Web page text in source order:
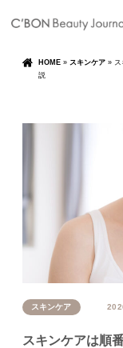
HOME » スキンケア »
説
スキンケア
スキンケアは順